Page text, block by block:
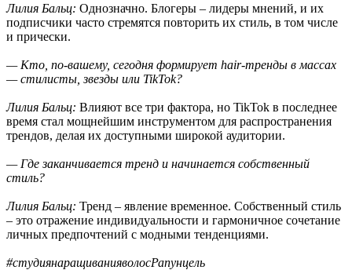
Лилия Бальц: Однозначно. Блогеры – лидеры мнений, и их
подписчики часто стремятся повторить их стиль, в том числе
и прически.
— Кто, по-вашему, сегодня формирует hair-тренды в массах
— стилисты, звезды или TikTok?
Лилия Бальц: Влияют все три фактора, но TikTok в последнее
время стал мощнейшим инструментом для распространения
трендов, делая их доступными широкой аудитории.
— Где заканчивается тренд и начинается собственный
стиль?
Лилия Бальц: Тренд – явление временное. Собственный стиль
– это отражение индивидуальности и гармоничное сочетание
личных предпочтений с модными тенденциями.
#студиянаращиванияволосРапунцель